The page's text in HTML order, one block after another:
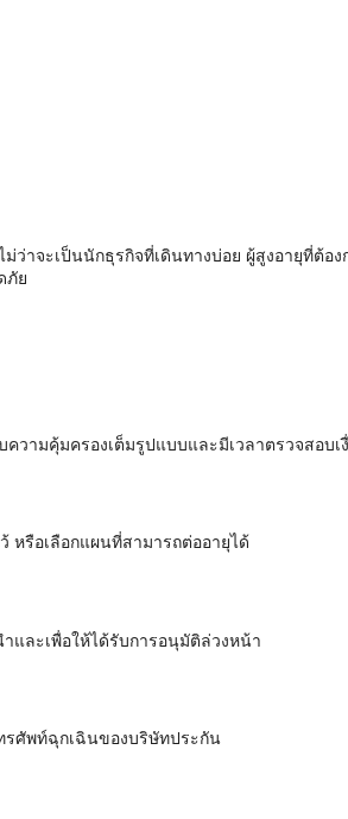
าจะเป็นนักธุรกิจที่เดินทางบ่อย ผู้สูงอายุที่ต้อ
ภัย
วามคุ้มครองเต็มรูปแบบและมีเวลาตรวจสอบเ
หรือเลือกแผนที่สามารถต่ออายุได้
และเพื่อให้ได้รับการอนุมัติล่วงหน้า
รศัพท์ฉุกเฉินของบริษัทประกัน